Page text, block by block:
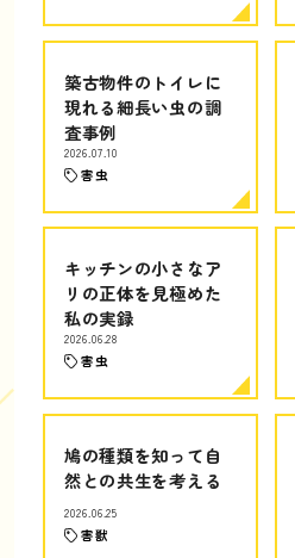
築古物件のトイレに
現れる細長い虫の調
査事例
2026.07.10
害虫
キッチンの小さなア
リの正体を見極めた
私の実録
2026.06.28
害虫
鳩の種類を知って自
然との共生を考える
2026.06.25
害獣